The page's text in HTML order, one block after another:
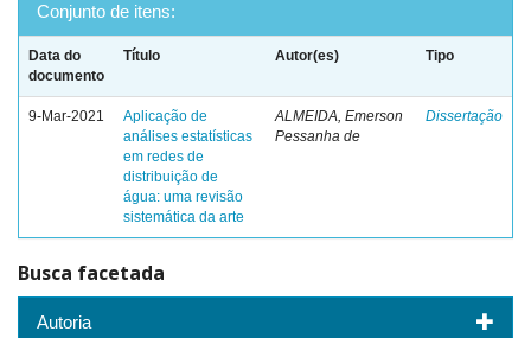
Conjunto de itens:
Data do
documento
Título Autor(es) Tipo
9-Mar-2021
Aplicação de
análises estatísticas
em redes de
distribuição de
água: uma revisão
sistemática da arte
ALMEIDA, Emerson
Pessanha de
Dissertação
Busca facetada
Autoria